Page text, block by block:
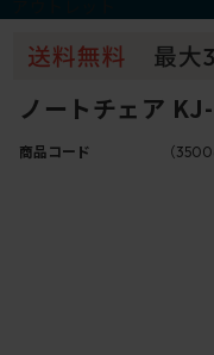
ノートチェア
商品コード （